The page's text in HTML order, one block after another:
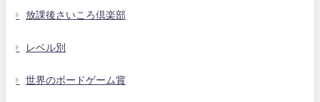
放課後さいころ倶楽部
レベル別
世界のボードゲーム賞